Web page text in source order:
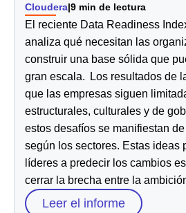
Educación
Sala de prensa
Cloudera|9 min de lectura
El reciente Data Readiness
analiza qué necesitan las
construir una base sólida que
gran escala. Los resultados de
que las empresas siguen
estructurales, culturales y de
estos desafíos se manifiestan
según los sectores. Estas ideas
líderes a predecir los cambios
cerrar la brecha entre la
Leer el informe